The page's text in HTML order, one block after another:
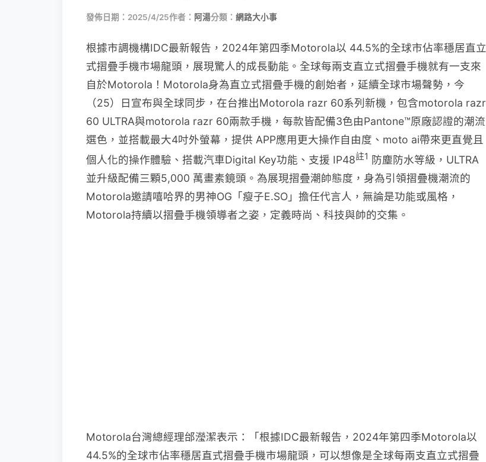
發佈日期：2025/4/25作者： 阿湯分類： 網路大小事
根據市調機構IDC最新報告，2024年第四季Motorola以 44.5%的全球市佔率穩居直立
式摺疊手機市場龍頭，展現驚人的成長動能。全球每兩支直立式摺疊手機就有一支來
自於Motorola！Motorola身為直立式摺疊手機的創始者，延續全球市場聲勢，今
（25）日宣布與全球同步，在台推出Motorola razr 60系列新機，包含motorola razr
60 ULTRA與motorola razr 60兩款手機，每款皆配備3色由Pantone™原廠認證的潮流
選色，並搭載最大4吋外螢幕，提供 APP應用更大操作自由度、moto ai帶來更直覺且
個人化的操作體驗、搭載汽車Digital Key功能、支援 IP48註1 防塵防水等級，ULTRA
並升級配備三顆5,000 萬畫素鏡頭。為展現摺疊潮帥態度，身為引領摺疊機潮流的
Motorola邀請嘻哈界的男神OG「瘦子E.SO」擔任代言人，無論是功能或風格，
Motorola持續以摺疊手機領導者之姿，定義時尚、科技與帥的交集。
Motorola台灣總經理邰瀅潔表示：「根據IDC最新報告，2024年第四季Motorola以
44.5%的全球市佔率穩居直式摺疊手機市場龍頭，可以想像是全球每兩支直立式摺疊